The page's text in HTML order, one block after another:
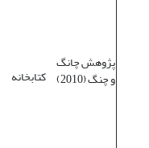
پژوهش چانگ
و چنگ (2010) کتابخانه